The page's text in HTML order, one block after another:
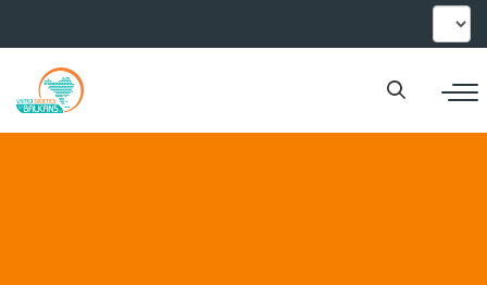
προς
κυρίως
περιεχόμενο
Select